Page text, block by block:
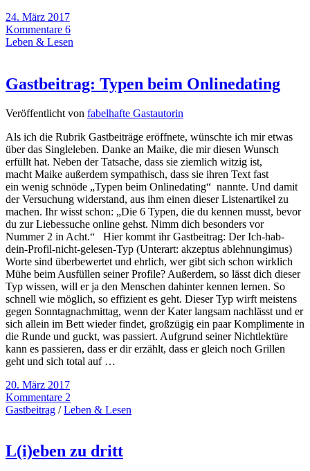
24. März 2017
Kommentare 6
Leben & Lesen
Gastbeitrag: Typen beim Onlinedating
Veröffentlicht von fabelhafte Gastautorin
Als ich die Rubrik Gastbeiträge eröffnete, wünschte ich mir etwas
über das Singleleben. Danke an Maike, die mir diesen Wunsch
erfüllt hat. Neben der Tatsache, dass sie ziemlich witzig ist,
macht Maike außerdem sympathisch, dass sie ihren Text fast
ein wenig schnöde „Typen beim Onlinedating“ nannte. Und damit
der Versuchung widerstand, aus ihm einen dieser Listenartikel zu
machen. Ihr wisst schon: „Die 6 Typen, die du kennen musst, bevor
du zur Liebessuche online gehst. Nimm dich besonders vor
Nummer 2 in Acht.“ Hier kommt ihr Gastbeitrag: Der Ich-hab-
dein-Profil-nicht-gelesen-Typ (Unterart: akzeptus ablehnungimus)
Worte sind überbewertet und ehrlich, wer gibt sich schon wirklich
Mühe beim Ausfüllen seiner Profile? Außerdem, so lässt dich dieser
Typ wissen, will er ja den Menschen dahinter kennen lernen. So
schnell wie möglich, so effizient es geht. Dieser Typ wirft meistens
gegen Sonntagnachmittag, wenn der Kater langsam nachlässt und er
sich allein im Bett wieder findet, großzügig ein paar Komplimente in
die Runde und guckt, was passiert. Aufgrund seiner Nichtlektüre
kann es passieren, dass er dir erzählt, dass er gleich noch Grillen
geht und sich total auf …
20. März 2017
Kommentare 2
Gastbeitrag /Leben & Lesen
L(i)eben zu dritt